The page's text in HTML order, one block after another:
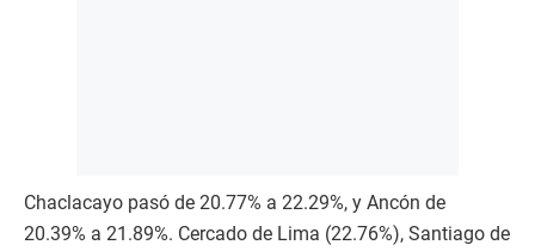
Chaclacayo pasó de 20.77% a 22.29%, y Ancón de
20.39% a 21.89%. Cercado de Lima (22.76%), Santiago de